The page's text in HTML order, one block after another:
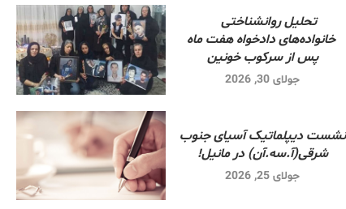
تحلیل روانشناختی
خانواده‌های دادخواه هفت ماه
پس از سرکوب خونین
جولای 30, 2026
نشست دیپلماتیک آسیای جنوب
شرقی‌(آ.سه.آن) در مانیل!
جولای 25, 2026